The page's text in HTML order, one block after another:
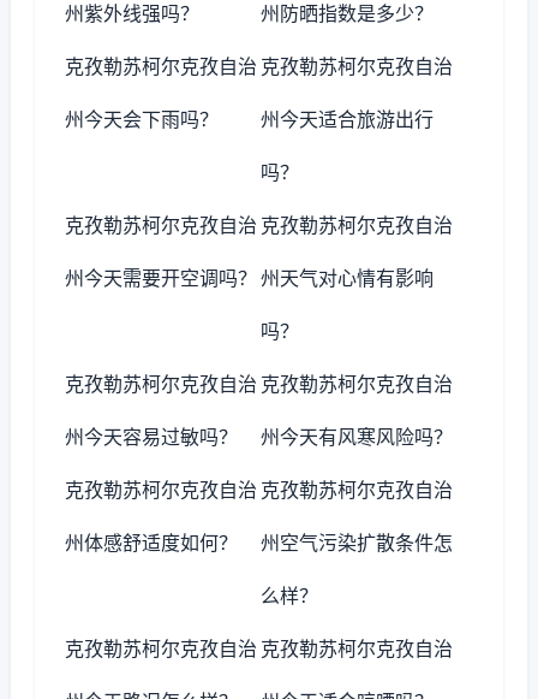
州紫外线强吗？ 州防晒指数是多少？
克孜勒苏柯尔克孜自治
州今天会下雨吗？
克孜勒苏柯尔克孜自治
州今天适合旅游出行
吗？
克孜勒苏柯尔克孜自治
州今天需要开空调吗？
克孜勒苏柯尔克孜自治
州天气对心情有影响
吗？
克孜勒苏柯尔克孜自治
州今天容易过敏吗？
克孜勒苏柯尔克孜自治
州今天有风寒风险吗？
克孜勒苏柯尔克孜自治
州体感舒适度如何？
克孜勒苏柯尔克孜自治
州空气污染扩散条件怎
么样？
克孜勒苏柯尔克孜自治 克孜勒苏柯尔克孜自治